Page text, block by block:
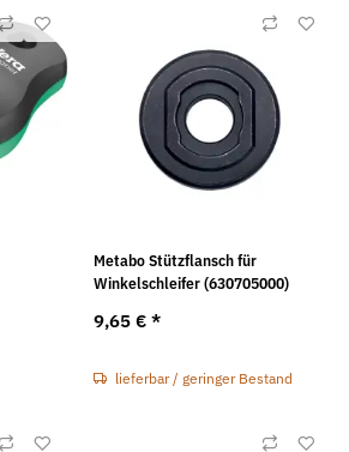
Metabo Stützflansch für
Winkelschleifer (630705000)
9,65 € *
lieferbar / geringer Bestand